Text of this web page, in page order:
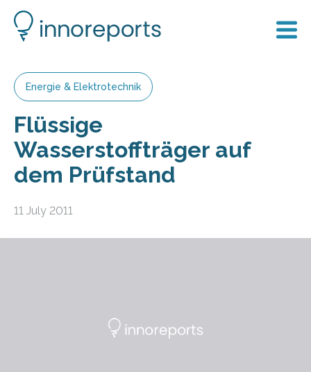
Energie & Elektrotechnik
Flüssige
Wasserstoffträger auf
dem Prüfstand
11 July 2011